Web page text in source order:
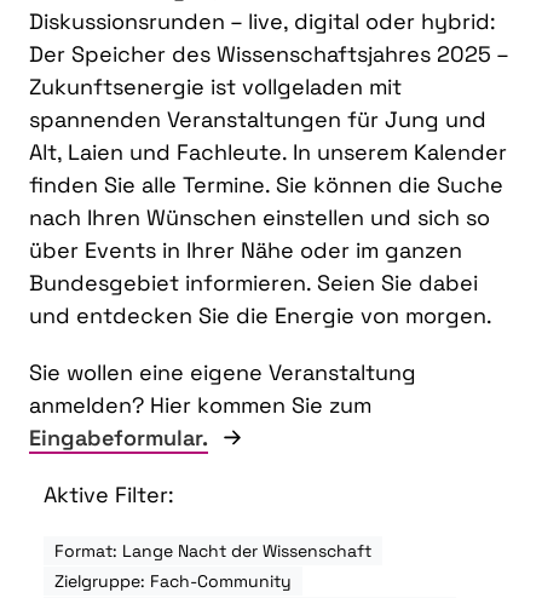
Diskussionsrunden – live, digital oder hybrid:
Der Speicher des Wissenschaftsjahres 2025 –
Zukunftsenergie ist vollgeladen mit
spannenden Veranstaltungen für Jung und
Alt, Laien und Fachleute. In unserem Kalender
finden Sie alle Termine. Sie können die Suche
nach Ihren Wünschen einstellen und sich so
über Events in Ihrer Nähe oder im ganzen
Bundesgebiet informieren. Seien Sie dabei
und entdecken Sie die Energie von morgen.
Sie wollen eine eigene Veranstaltung
anmelden? Hier kommen Sie zum
Eingabeformular.
Aktive Filter:
Format: Lange Nacht der Wissenschaft
Zielgruppe: Fach-Community